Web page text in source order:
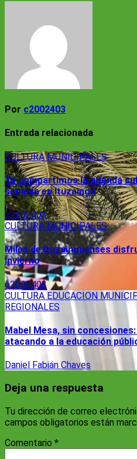
Por c2002403
Entrada relacionada
CULTURAMUNICIPALES
Te compartimos la agenda
semana en Ituzaingó
c2002403
CULTURA MUNICIPALES
Miles de ituzainguenses
Invierno
c2002403
CULTURA EDUCACION
REGIONALES
Mabel Mesa, sin
atacando a la educación
Daniel Fabián Chaves
Deja una respuesta
Tu dirección de correo
campos obligatorios están
Comentario *